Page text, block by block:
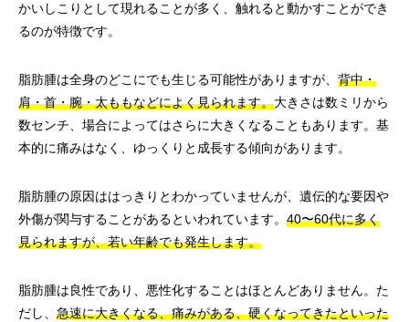
かいしこりとして現れることが多く、触れると動かすことができ
るのが特徴です。
脂肪腫は全身のどこにでも生じる可能性がありますが、 背中・
肩・首・腕・太ももなどによく見られます。大きさは数ミリから
数センチ、場合によってはさらに大きくなることもあります。基
本的に痛みはなく、ゆっくりと成長する傾向があります。
脂肪腫の原因ははっきりとわかっていませんが、遺伝的な要因や
外傷が関与することがあるといわれています。 40〜60代に多く
見られますが、若い年齢でも発生します。
脂肪腫は良性であり、悪性化することはほとんどありません。た
だし、 急速に大きくなる、痛みがある、硬くなってきたといった